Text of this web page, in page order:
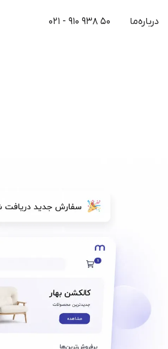
درباره‌ما ۰۲۱ - ۹۱۰ ۹۳۸ ۵۰